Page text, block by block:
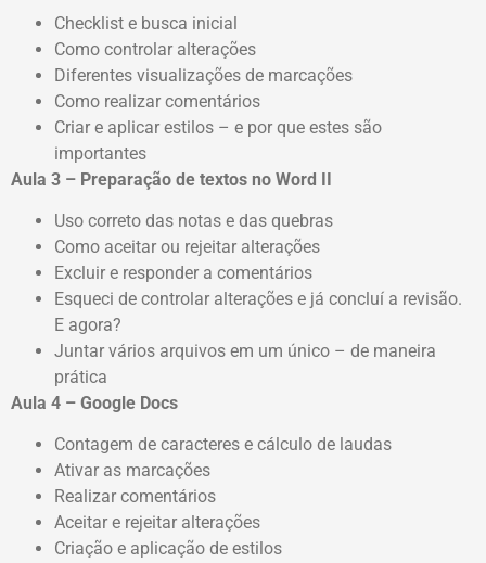
Checklist e busca inicial
Como controlar alterações
Diferentes visualizações de marcações
Como realizar comentários
Criar e aplicar estilos – e por que estes são
importantes
Aula 3 – Preparação de textos no Word II
Uso correto das notas e das quebras
Como aceitar ou rejeitar alterações
Excluir e responder a comentários
Esqueci de controlar alterações e já concluí a revisão.
E agora?
Juntar vários arquivos em um único – de maneira
prática
Aula 4 – Google Docs
Contagem de caracteres e cálculo de laudas
Ativar as marcações
Realizar comentários
Aceitar e rejeitar alterações
Criação e aplicação de estilos